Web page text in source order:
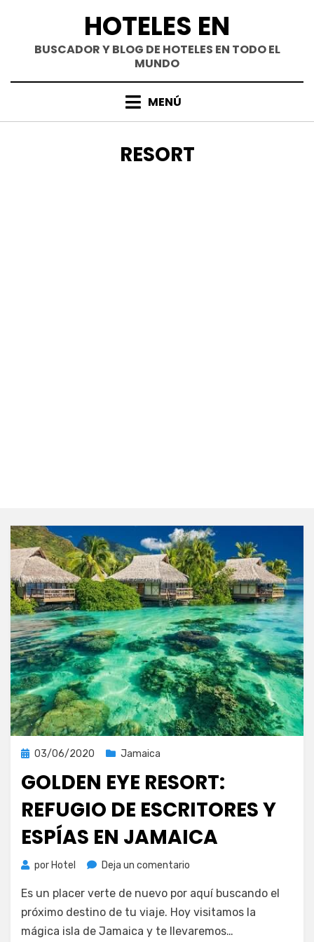
contenido
HOTELES EN
BUSCADOR Y BLOG DE HOTELES EN TODO EL
MUNDO
MENÚ
ETIQUETA
:
RESORT
Publicada
03/06/2020 Jamaica
GOLDEN EYE RESORT:
REFUGIO DE ESCRITORES Y
ESPÍAS EN JAMAICA
por Hotel Deja un comentario
Eye
Resort:
refugio
Es un placer verte de nuevo por aquí buscando el
próximo destino de tu viaje. Hoy visitamos la
mágica isla de Jamaica y te llevaremos…